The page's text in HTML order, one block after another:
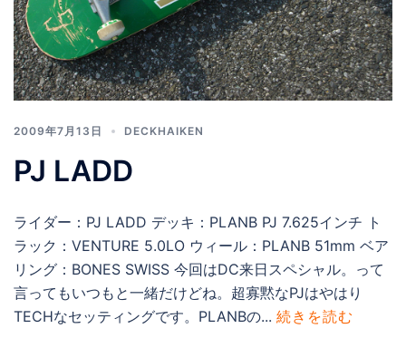
2009年7月13日 DECKHAIKEN
PJ LADD
ライダー：PJ LADD デッキ：PLANB PJ 7.625インチ ト
ラック：VENTURE 5.0LO ウィール：PLANB 51mm ベア
リング：BONES SWISS 今回はDC来日スペシャル。って
言ってもいつもと一緒だけどね。超寡黙なPJはやはり
TECHなセッティングです。PLANBの... 続きを読む